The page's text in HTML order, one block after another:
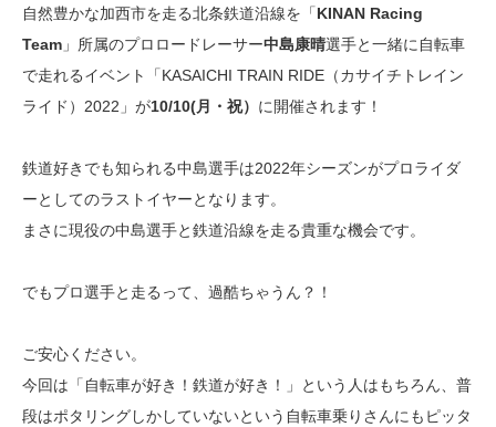
自然豊かな加西市を走る北条鉄道沿線を「KINAN Racing
Team 」所属のプロロードレーサー中島康晴選手と一緒に自転車
で走れるイベント「KASAICHI TRAIN RIDE（カサイチトレイン
ライド）2022」が10/10(月・祝） に開催されます！
鉄道好きでも知られる中島選手は2022年シーズンがプロライダ
ーとしてのラストイヤーとなります。
まさに現役の中島選手と鉄道沿線を走る貴重な機会です。
でもプロ選手と走るって、過酷ちゃうん？！
ご安心ください。
今回は「自転車が好き！鉄道が好き！」という人はもちろん、普
段はポタリングしかしていないという自転車乗りさんにもピッタ